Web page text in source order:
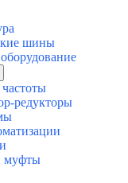
шины
редукторы
муфты